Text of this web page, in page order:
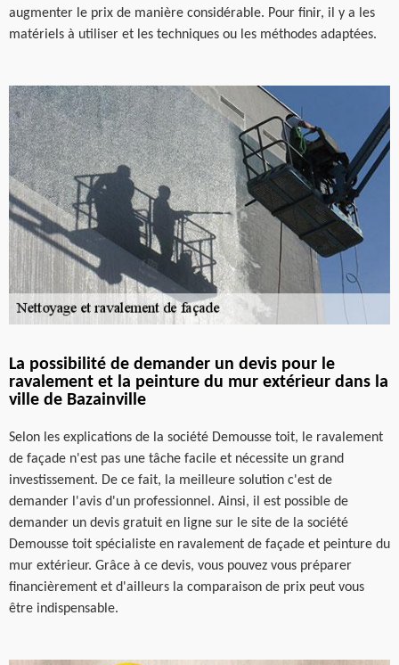
augmenter le prix de manière considérable. Pour finir, il y a les
matériels à utiliser et les techniques ou les méthodes adaptées.
La possibilité de demander un devis pour le
ravalement et la peinture du mur extérieur dans la
ville de Bazainville
Selon les explications de la société Demousse toit, le ravalement
de façade n'est pas une tâche facile et nécessite un grand
investissement. De ce fait, la meilleure solution c'est de
demander l'avis d'un professionnel. Ainsi, il est possible de
demander un devis gratuit en ligne sur le site de la société
Demousse toit spécialiste en ravalement de façade et peinture du
mur extérieur. Grâce à ce devis, vous pouvez vous préparer
financièrement et d'ailleurs la comparaison de prix peut vous
être indispensable.